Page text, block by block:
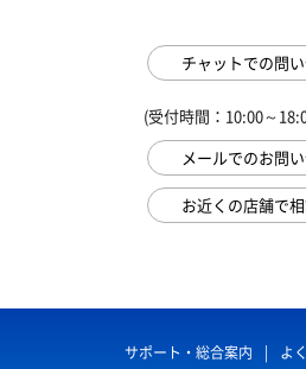
チャットでの問
(受付時間：10:00～
メールでのお問
お近くの店舗で
サポート・総合案内
よ